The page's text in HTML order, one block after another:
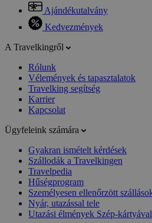
Ajándékutalvány
Kedvezmények
A Travelkingről
Rólunk
Vélemények és tapasztalatok
Travelking segítség
Karrier
Kapcsolat
Ügyfeleink számára
Gyakran ismételt kérdések
Szállodák a Travelkingen
Travelpedia
Hűségprogram
Személyesen ellenőrzött
Nyár, utazással tele
Utazási élmények Szép-kártyával